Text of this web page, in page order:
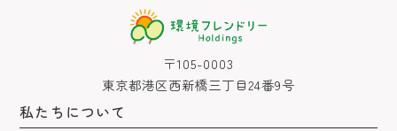
〒105-0003
東京都港区西新橋三丁目24番9号
私たちについて